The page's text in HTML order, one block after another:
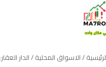
/الاسواق المحلية/الدار العقارية تحقق 400